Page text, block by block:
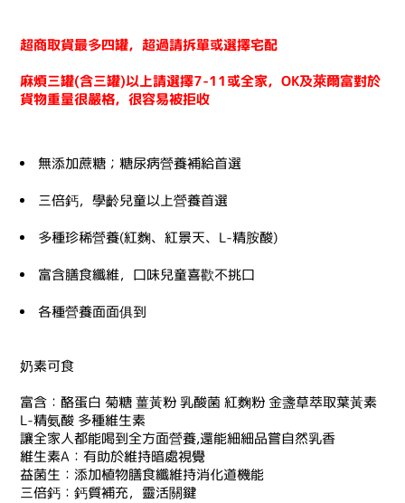
超商取貨最多四罐，超過請拆單或選擇宅配
麻煩三罐(含三罐)以上請選擇7-11或全家，OK及萊爾富對於
貨物重量很嚴格，很容易被拒收
無添加蔗糖；糖尿病營養補給首選
三倍鈣，學齡兒童以上營養首選
多種珍稀營養(紅麴、紅景天、L-精胺酸)
富含膳食纖維，口味兒童喜歡不挑口
各種營養面面俱到
奶素可食
富含：酪蛋白 菊糖 薑黃粉 乳酸菌 紅麴粉 金盞草萃取葉黃素
L-精氨酸 多種維生素
讓全家人都能喝到全方面營養,還能細細品嘗自然乳香
維生素A：有助於維持暗處視覺
益菌生：添加植物膳食纖維持消化道機能
三倍鈣：鈣質補充，靈活關鍵